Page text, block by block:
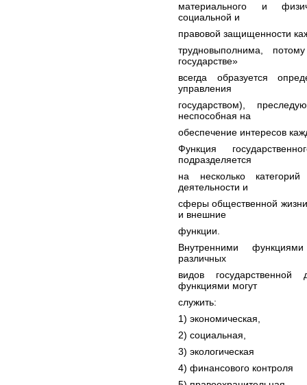
материального и
социальной и
правовой защищенности
трудновыполнима,
государстве»
всегда образуется
управления
государством),
неспособная на
обеспечение интересов
Функция
подразделяется
на несколько
деятельности и
сферы общественной жизни
и внешние
функции.
Внутренними
различных
видов
функциями могут
служить:
1) экономическая,
2) социальная,
3) экологическая
4) финансового контроля